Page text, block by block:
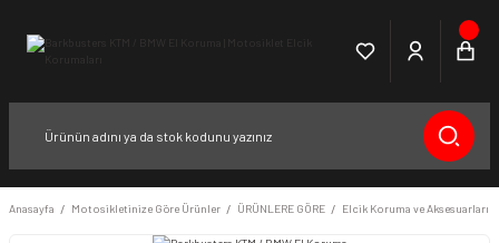
Anasayfa Motosikletinize Göre Ürünler ÜRÜNLERE GÖRE Elcik Koruma ve Aksesuarları